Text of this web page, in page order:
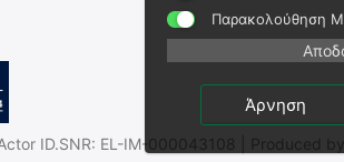
(χωρίς ΦΠΑ)
ID.SNR: EL-IM-000043108 | Produced by
Παρακολούθηση
Άρνηση